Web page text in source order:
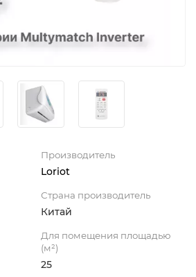
Производитель
Loriot
Страна производитель
Китай
Для помещения площадью
(м²)
25